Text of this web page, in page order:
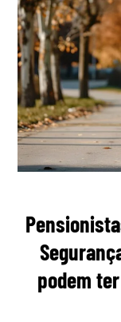
podem